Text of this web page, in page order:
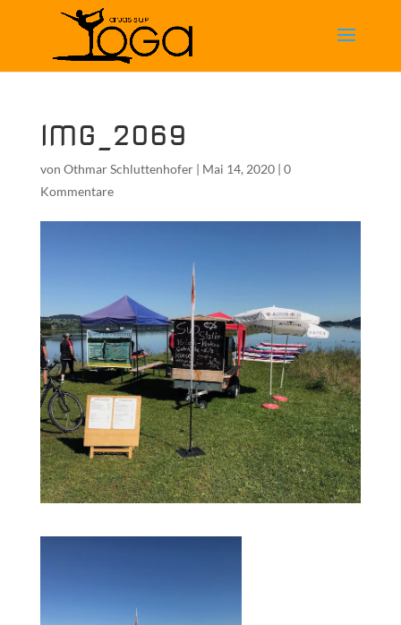
IMG_2069
von Othmar Schluttenhofer| Mai 14, 2020| 0
Kommentare